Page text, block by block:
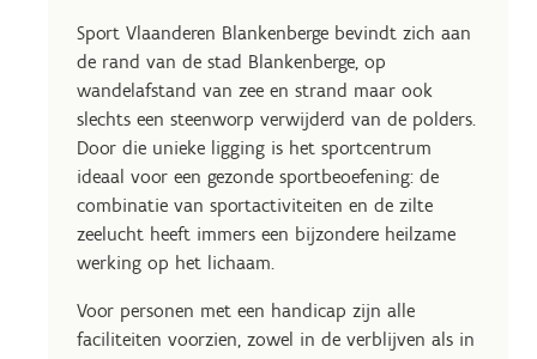
Sport Vlaanderen Blankenberge bevindt zich aan
de rand van de stad Blankenberge, op
wandelafstand van zee en strand maar ook
slechts een steenworp verwijderd van de polders.
Door die unieke ligging is het sportcentrum
ideaal voor een gezonde sportbeoefening: de
combinatie van sportactiviteiten en de zilte
zeelucht heeft immers een bijzondere heilzame
werking op het lichaam.
Voor personen met een handicap zijn alle
faciliteiten voorzien, zowel in de verblijven als in